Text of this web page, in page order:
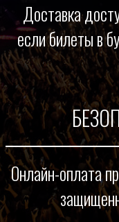
Доставка
если билеты в
Онлайн-оплата